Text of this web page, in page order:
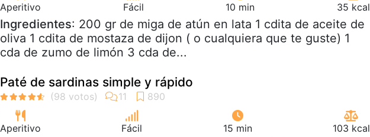
Aperitivo Fácil 10 min 35 kcal
Ingredientes: 200 gr de miga de atún en lata 1 cdita de aceite de
oliva 1 cdita de mostaza de dijon ( o cualquiera que te guste) 1
cda de zumo de limón 3 cda de...
Paté de sardinas simple y rápido
Aperitivo Fácil 15 min 103 kcal